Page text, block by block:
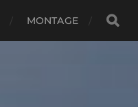
MONTAGE